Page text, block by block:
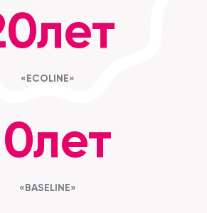
«ECOLINE»
«BASELINE»